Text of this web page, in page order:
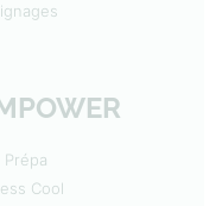
Prépa
Cool